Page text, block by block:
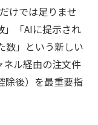
けでは足りませ
」「AIに提示され
数」という新しい
ル経由の注文件
除後）を最重要指